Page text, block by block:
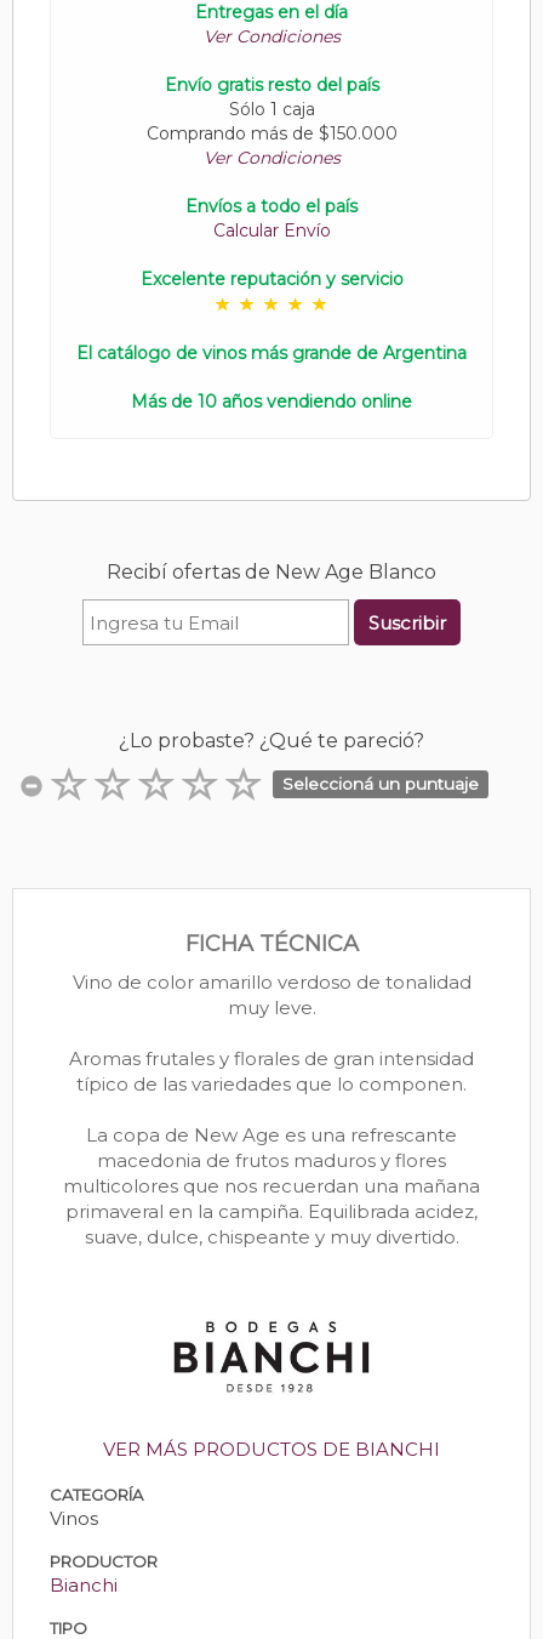
Entregas en el día
Ver Condiciones
Envío gratis resto del país
Sólo 1 caja
Comprando más de $150.000
Ver Condiciones
Envíos a todo el país
Calcular Envío
Excelente reputación y servicio
El catálogo de vinos más grande de Argentina
Más de 10 años vendiendo online
Recibí ofertas de New Age Blanco
Suscribir
¿Lo probaste? ¿Qué te pareció?
Seleccioná un puntuaje
FICHA TÉCNICA
Vino de color amarillo verdoso de tonalidad
muy leve.
Aromas frutales y florales de gran intensidad
típico de las variedades que lo componen.
La copa de New Age es una refrescante
macedonia de frutos maduros y flores
multicolores que nos recuerdan una mañana
primaveral en la campiña. Equilibrada acidez,
suave, dulce, chispeante y muy divertido.
VER MÁS PRODUCTOS DE BIANCHI
CATEGORÍA
Vinos
PRODUCTOR
Bianchi
TIPO